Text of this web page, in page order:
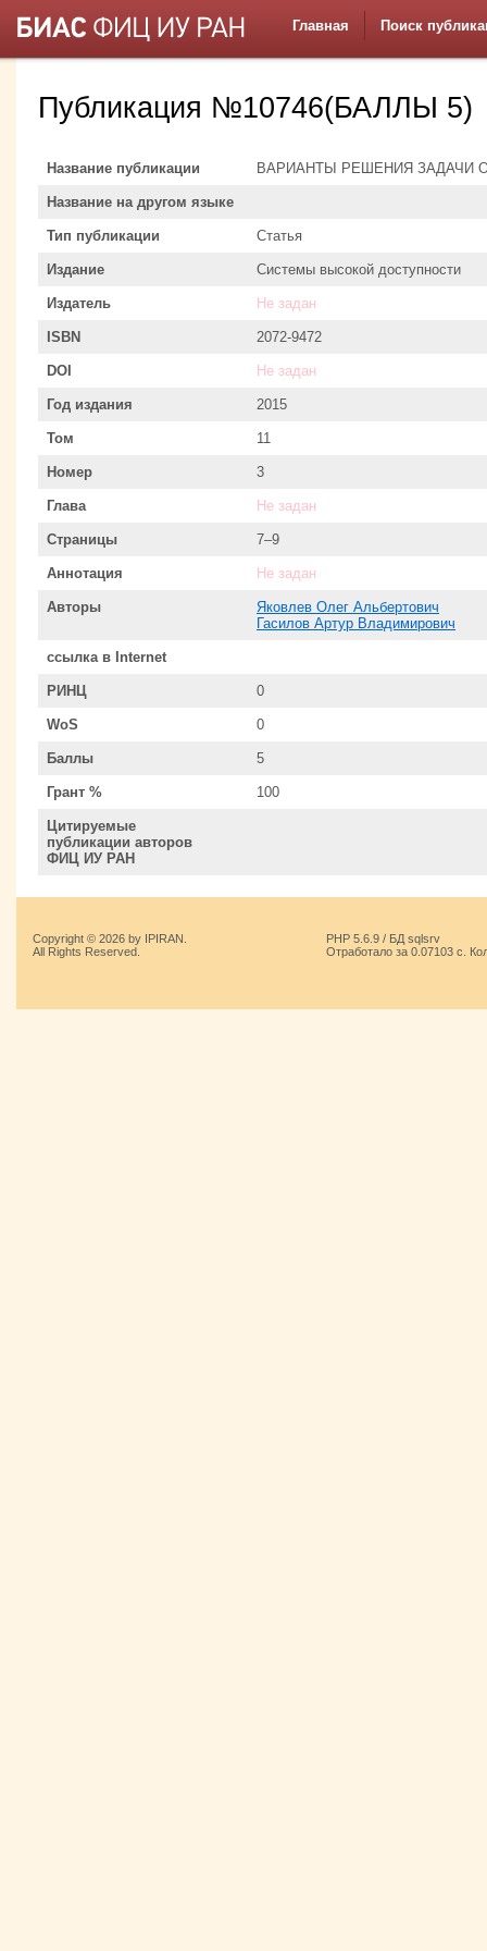
Главная Поиск
Публикация №10746(БАЛЛЫ 5)
Название публикации ВАРИАНТЫ РЕШЕНИЯ ЗАДАЧИ
Название на другом языке
Тип публикации Статья
Издание Системы высокой доступности
Издатель Не задан
ISBN 2072-9472
DOI Не задан
Год издания 2015
Том 11
Номер 3
Глава Не задан
Страницы 7–9
Аннотация Не задан
Авторы
Яковлев Олег Альбертович
Гасилов Артур Владимирович
ссылка в Internet
РИНЦ 0
WoS 0
Баллы 5
Грант % 100
Цитируемые
публикации авторов
ФИЦ ИУ РАН
Copyright © 2026 by IPIRAN.
All Rights Reserved.
PHP 5.6.9 / БД sqlsrv
Отработало за 0.07103 с.